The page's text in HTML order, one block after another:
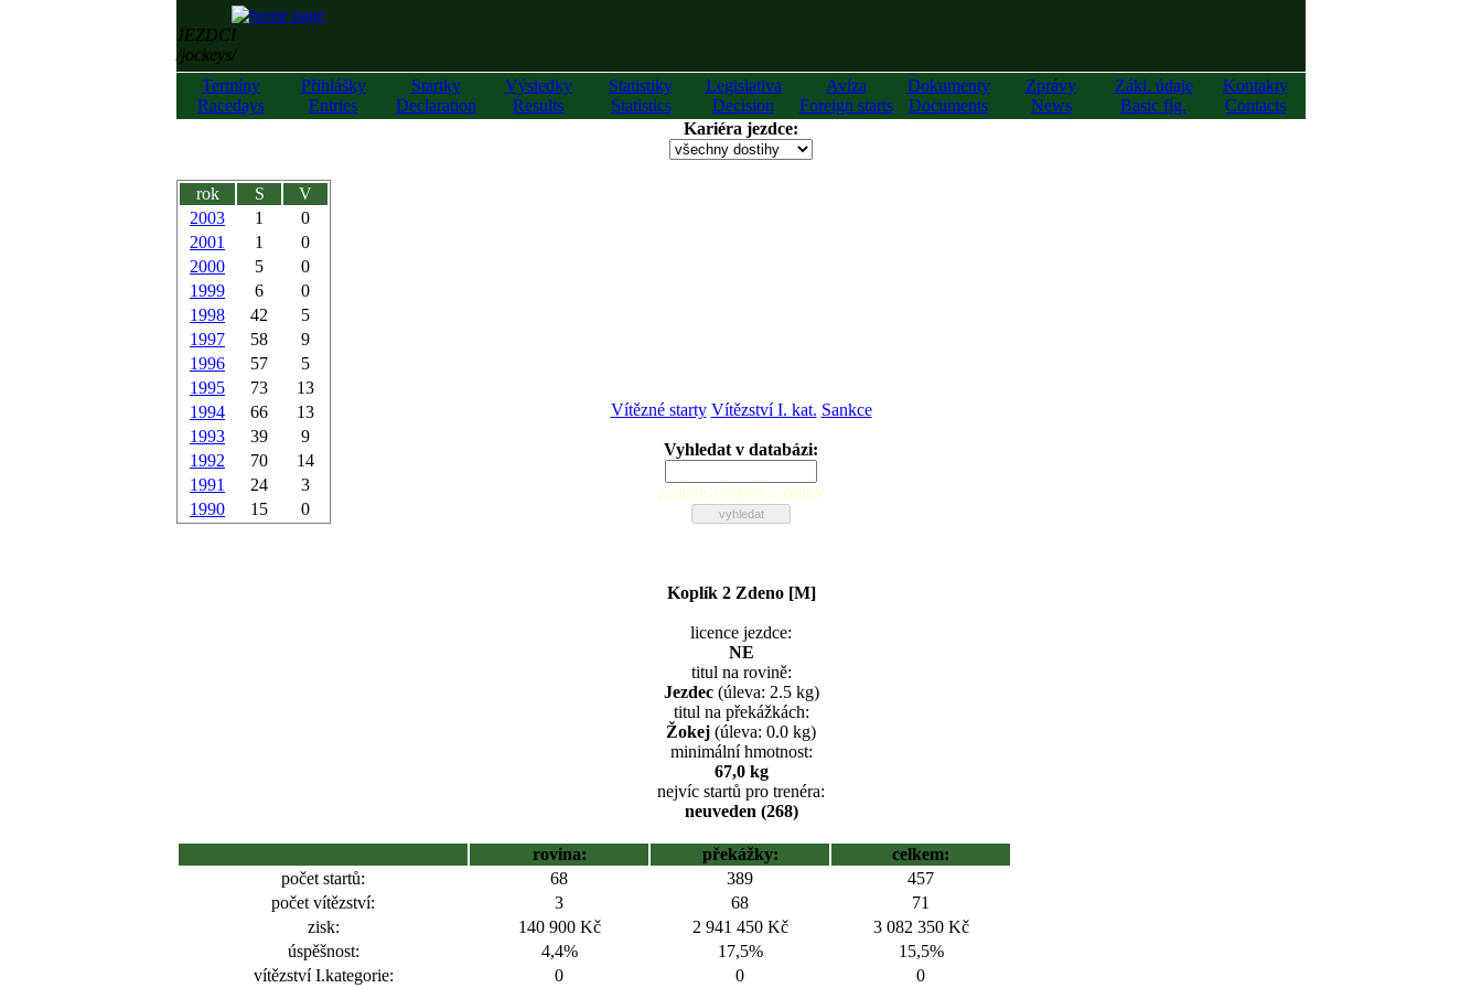
JEZDCI
/jockeys/
Termíny
Racedays
Přihlášky
Entries
Startky
Declaration
Výsledky
Results
Statistiky
Statistics
Legislativa
Decision
Avíza
Foreign starts
Dokumenty
Documents
Zprávy
News
Zákl. údaje
Basic fig.
Kontakty
Contacts
Kariéra jezdce:
rok S
V
2003
1
0
2001
1
0
2000
5
0
1999
6
0
1998
42
5
1997
58
9
1996
57
5
1995
73
13
1994
66
13
1993
39
9
1992
70
14
1991
24
3
1990
15 0
Vítězné starty Vítězství I. kat. Sankce
Vyhledat v databázi:
zadejte alespoň 2 znaky
Koplík 2 Zdeno [M]
licence jezdce:
NE
titul na rovině:
Jezdec(úleva: 2.5 kg)
titul na překážkách:
Žokej (úleva: 0.0 kg)
minimální hmotnost:
67,0 kg
nejvíc startů pro trenéra:
neuveden (268)
rovina: překážky:
celkem:
počet startů:
68 389
457
počet vítězství:
3 68
71
zisk:
140 900 Kč 2 941 450 Kč
3 082 350 Kč
úspěšnost:
4,4% 17,5%
15,5%
vítězství I.kategorie:
0 0 0